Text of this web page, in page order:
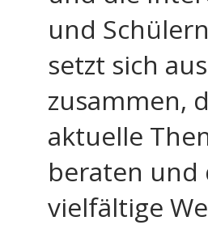
und
setzt sich
zusammen,
aktuelle
beraten und
vielfältige